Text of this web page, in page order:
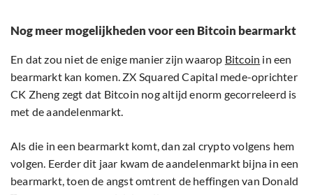
Nog meer mogelijkheden voor een Bitcoin bearmarkt
En dat zou niet de enige manier zijn waarop Bitcoin in een
bearmarkt kan komen. ZX Squared Capital mede-oprichter
CK Zheng zegt dat Bitcoin nog altijd enorm gecorreleerd is
met de aandelenmarkt.
Als die in een bearmarkt komt, dan zal crypto volgens hem
volgen. Eerder dit jaar kwam de aandelenmarkt bijna in een
bearmarkt, toen de angst omtrent de heffingen van Donald